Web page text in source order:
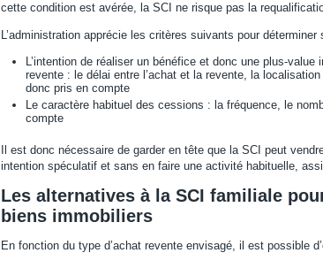
cette condition est avérée, la SCI ne risque pas la
L’administration apprécie les critères suivants pour
L’intention de réaliser un bénéfice et donc une plus-
revente : le délai entre l’achat et la revente, la
donc pris en compte
Le caractère habituel des cessions : la fréquence, le
compte
Il est donc nécessaire de garder en tête que la SCI peut
intention spéculatif et sans en faire une activité habituelle,
Les alternatives à la SCI familiale
biens immobiliers
En fonction du type d’achat revente envisagé, il est possible